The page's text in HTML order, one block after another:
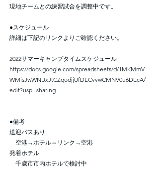
現地チームとの練習試合を調整中です。
●スケジュール
詳細は下記のリンクよりご確認ください。
2022サマーキャンプタイムスケジュール
https://docs.google.com/spreadsheets/d/1MKMmV
WMisJwWNUxJtCZqodjjUfDECvvwCMNV0u6DEcA/
edit?usp=sharing
●備考
送迎バスあり
空港→ホテル⇔リンク→空港
発着ホテル
千歳市市内ホテルで検討中